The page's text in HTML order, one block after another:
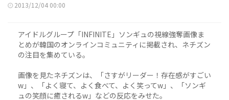
2013/12/04 00:00
アイドルグループ「INFINITE」ソンギュの視線強奪画像ま
とめが韓国のオンラインコミュニティに掲載され、ネチズン
の注目を集めている。
画像を見たネチズンは、「さすがリーダー！存在感がすごい
w」、「よく寝て、よく食べて、よく笑ってw」、「ソンギ
ュの笑顔に癒されるw」などの反応をみせた。